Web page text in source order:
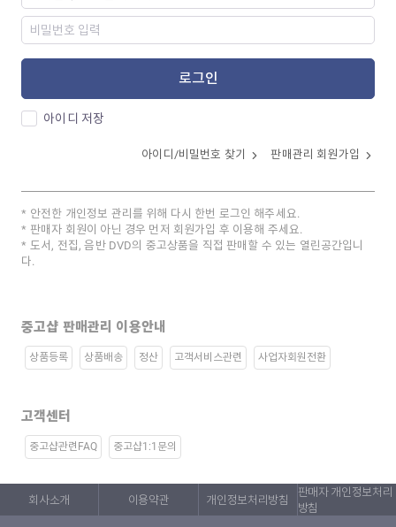
로그인
아이디 저장
아이디/비밀번호 찾기 판매관리 회원가입
안전한 개인정보 관리를 위해 다시 한번 로그인 해주세요.
판매자 회원이 아닌 경우 먼저 회원가입 후 이용해 주세요.
도서, 전집, 음반 DVD의 중고상품을 직접 판매할 수 있는 열린공간입니
다.
중고샵 판매관리 이용안내
상품등록 상품배송 정산 고객서비스관련 사업자회원전환
고객센터
중고샵관련FAQ 중고샵1:1문의
회사소개 이용약관 개인정보처리방침
판매자 개인정보처리
방침